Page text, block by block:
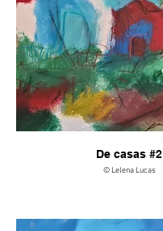
De casas #2
© Lelena Lucas